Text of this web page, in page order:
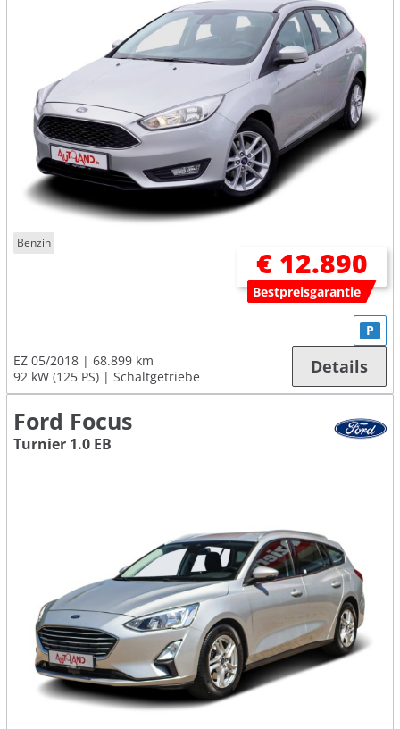
Benzin
€ 12.890
Bestpreisgarantie
EZ 05/2018
68.899 km
92 kW (125 PS)
Schaltgetriebe
P
Details
Ford Focus
Turnier 1.0 EB